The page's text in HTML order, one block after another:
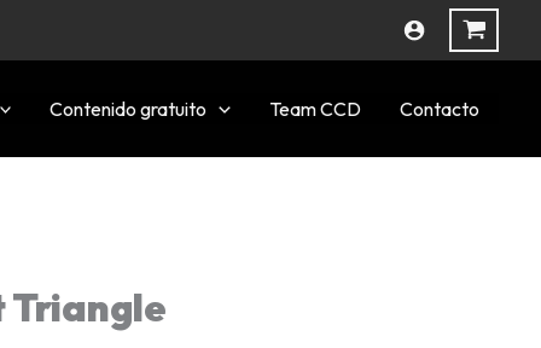
Contenido gratuito Team CCD Contacto
Triangle